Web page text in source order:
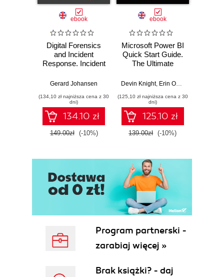
ebook
Digital Forensics
and Incident
Response. Incident
and techniques for
threat response -
Fourth Edition
Gerard Johansen
(134,10 zł najniższa cena z 30
dni)
134.10 zł
149.00zł (-10%)
ebook
Microsoft Power BI
Quick Start Guide.
The Ultimate
to Power BI, Data
Tools, and
Microsoft Fabric -
Fourth Edition
Devin Knight, Erin Ostrowsky
(125,10 zł najniższa cena z 30
dni)
125.10 zł
139.00zł (-10%)
Program partnerski -
zarabiaj więcej »
Brak książki? - daj